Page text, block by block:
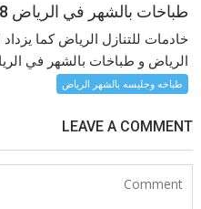
طباخات بالشهر في الرياض 0543547068
خادمات للتنازل الرياض كما
الرياض و طباخات بالشهر في
طباخه وجليسه بالشهر الرياض
LEAVE A COMMENT